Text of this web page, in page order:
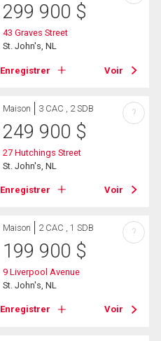
299 900 $
43 Graves Street
St. John's, NL
Enregistrer Voir
Maison 3 CAC , 2 SDB
249 900 $
27 Hutchings Street
St. John's, NL
Enregistrer Voir
?
Maison 2 CAC , 1 SDB
199 900 $
9 Liverpool Avenue
St. John's, NL
Enregistrer Voir
?